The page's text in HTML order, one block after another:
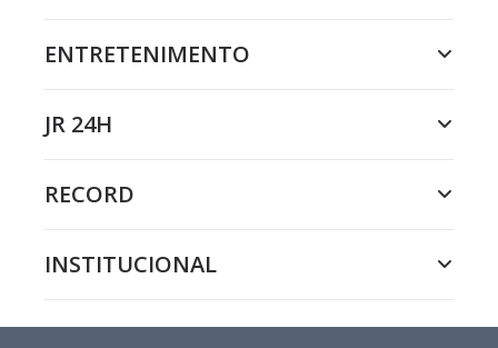
ENTRETENIMENTO
JR 24H
RECORD
INSTITUCIONAL